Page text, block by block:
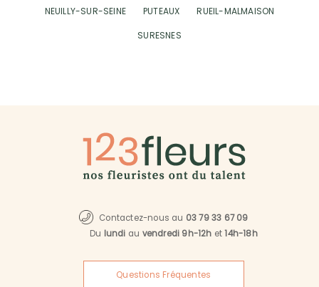
NEUILLY-SUR-SEINE
PUTEAUX
RUEIL-MALMAISON
SURESNES
Contactez-nous au 03 79 33 67 09
Du lundi au vendredi 9h-12h et14h-18h
Questions Fréquentes